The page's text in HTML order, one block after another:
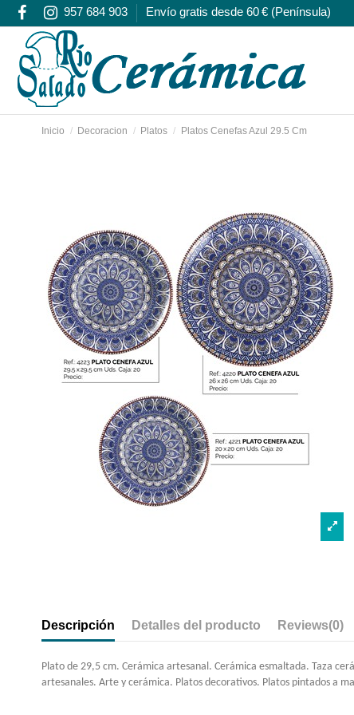
957 684 903 Envío gratis desde 60 € (Península)
Inicio Decoracion Platos Platos Cenefas Azul 29.5 Cm
Descripción Detalles del producto Reviews(0)
Plato de 29,5 cm. Cerámica artesanal. Cerámica esmaltada. Taza
artesanales. Arte y cerámica. Platos decorativos. Platos pintados a